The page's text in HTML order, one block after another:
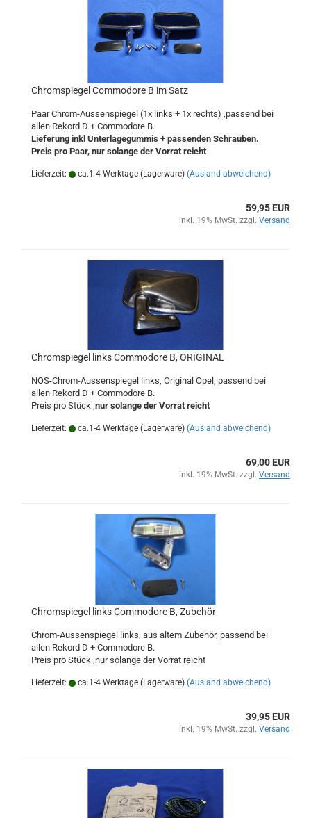
Chromspiegel Commodore B im Satz
Paar Chrom-Aussenspiegel (1x links + 1x rechts) ,passend bei
allen Rekord D + Commodore B.
Lieferung inkl Unterlagegummis + passenden Schrauben.
Preis pro Paar, nur solange der Vorrat reicht
Lieferzeit: ca.1-4 Werktage (Lagerware) (Ausland abweichend)
59,95 EUR
inkl. 19% MwSt. zzgl. Versand
Chromspiegel links Commodore B, ORIGINAL
NOS-Chrom-Aussenspiegel links, Original Opel, passend bei
allen Rekord D + Commodore B.
Preis pro Stück ,nur solange der Vorrat reicht
Lieferzeit: ca.1-4 Werktage (Lagerware) (Ausland abweichend)
69,00 EUR
inkl. 19% MwSt. zzgl. Versand
Chromspiegel links Commodore B, Zubehör
Chrom-Aussenspiegel links, aus altem Zubehör, passend bei
allen Rekord D + Commodore B.
Preis pro Stück ,nur solange der Vorrat reicht
Lieferzeit: ca.1-4 Werktage (Lagerware) (Ausland abweichend)
39,95 EUR
inkl. 19% MwSt. zzgl. Versand